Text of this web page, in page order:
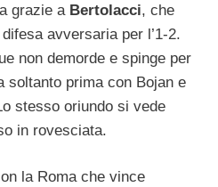
grazie a Bertolacci, che
avversaria per l’1-2.
non demorde e spinge per
soltanto prima con Bojan e
stesso oriundo si vede
in rovesciata.
la Roma che vince